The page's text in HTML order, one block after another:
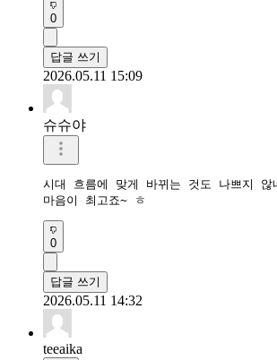
0
답글 쓰기
2026.05.11 15:09
슈슈야
시대 흐름에 맞게 바뀌는 것도 나쁘지 않
마음이 최고죠~ ㅎ
0
답글 쓰기
2026.05.11 14:32
teeaika